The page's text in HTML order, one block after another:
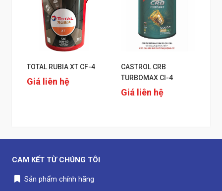
TOTAL RUBIA XT CF-4
Giá liên hệ
CASTROL CRB
TURBOMAX CI-4
Giá liên hệ
CAM KẾT TỪ CHÚNG TÔI
Sản phẩm chính hãng